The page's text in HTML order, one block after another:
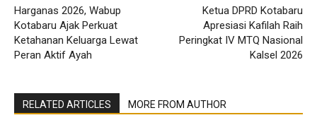
Harganas 2026, Wabup
Kotabaru Ajak Perkuat
Ketahanan Keluarga Lewat
Peran Aktif Ayah
Ketua DPRD Kotabaru
Apresiasi Kafilah Raih
Peringkat IV MTQ Nasional
Kalsel 2026
RELATED ARTICLES MORE FROM AUTHOR